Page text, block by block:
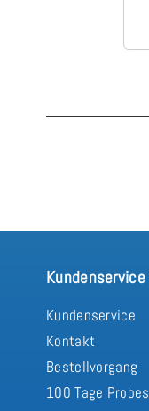
Kundenservice
Kundenservice
Kontakt
Bestellvorgang
100 Tage